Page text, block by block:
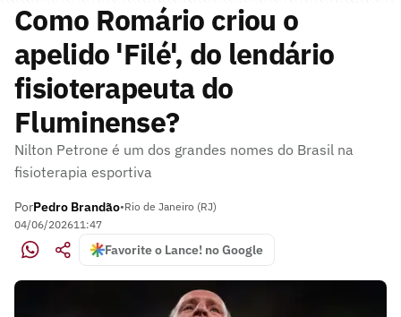
Como Romário criou o
apelido 'Filé', do lendário
fisioterapeuta do
Fluminense?
Nilton Petrone é um dos grandes nomes do Brasil na
fisioterapia esportiva
PorPedro Brandão•Rio de Janeiro (RJ)
04/06/202611:47
Favorite o Lance! no Google